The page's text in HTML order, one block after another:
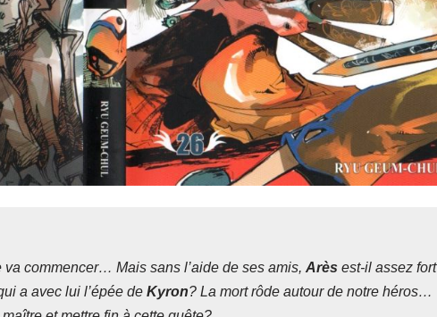
va commencer… Mais sans l’aide de ses amis, Arès est-il assez fort
a avec lui l’épée de Kyron? La mort rôde autour de notre héros…